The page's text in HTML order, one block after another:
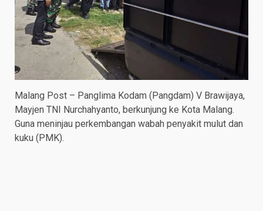
Malang Post – Panglima Kodam (Pangdam) V Brawijaya,
Mayjen TNI Nurchahyanto, berkunjung ke Kota Malang.
Guna meninjau perkembangan wabah penyakit mulut dan
kuku (PMK).